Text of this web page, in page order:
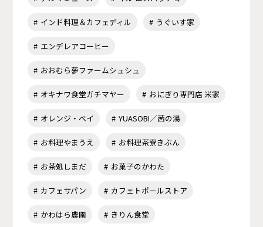
インド料理＆カフェディル うぐいす家
エンデレアコーヒー
おおむら夢ファームシュシュ
オキナワ食堂ガチマヤー おにぎり専門店 米家
オレンジ・ベイ YUASOBI／茜の湯
お料理やまうえ お料理茶寮きぶん
お茶処しまだ お菓子のかわた
カフェサパン カフェトポールストア
かわはら農園 きりん食堂